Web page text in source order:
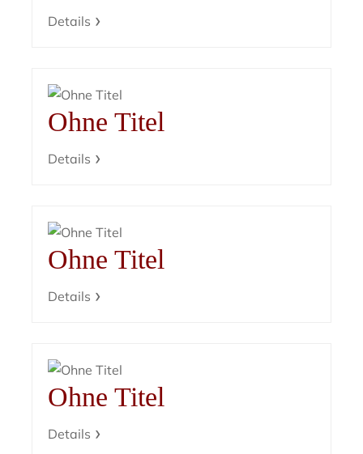
Details
Ohne Titel
Details
Ohne Titel
Details
Ohne Titel
Details